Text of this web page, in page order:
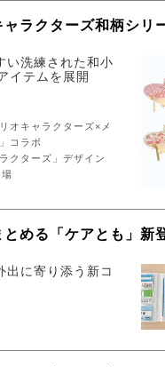
ャラクターズ和柄シリ
い洗練された和小
イテムを展開
オキャラクターズ×メ
コラボ
クターズ」デザイン
める「ケアとも」新
出に寄り添う新コ